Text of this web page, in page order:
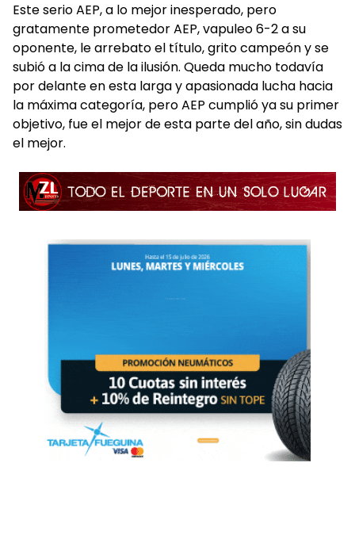
Este serio AEP, a lo mejor inesperado, pero
gratamente prometedor AEP, vapuleo 6-2 a su
oponente, le arrebato el título, grito campeón y se
subió a la cima de la ilusión. Queda mucho todavía
por delante en esta larga y apasionada lucha hacia
la máxima categoría, pero AEP cumplió ya su primer
objetivo, fue el mejor de esta parte del año, sin dudas
el mejor.